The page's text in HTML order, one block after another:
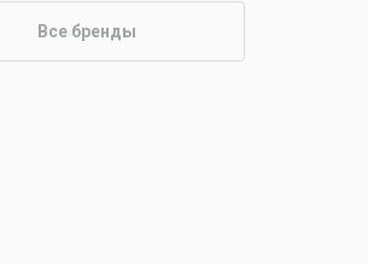
Все бренды